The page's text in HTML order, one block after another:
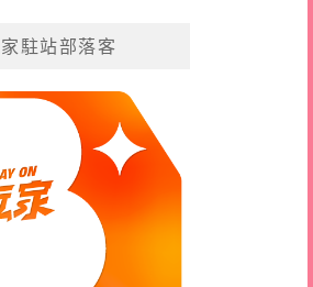
駐站部落客